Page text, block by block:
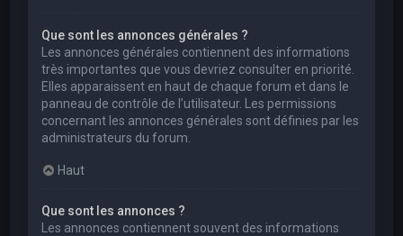
Que sont les annonces générales ?
Les annonces générales contiennent des informations
très importantes que vous devriez consulter en priorité.
Elles apparaissent en haut de chaque forum et dans le
panneau de contrôle de l’utilisateur. Les permissions
concernant les annonces générales sont définies par les
administrateurs du forum.
Haut
Que sont les annonces ?
Les annonces contiennent souvent des informations